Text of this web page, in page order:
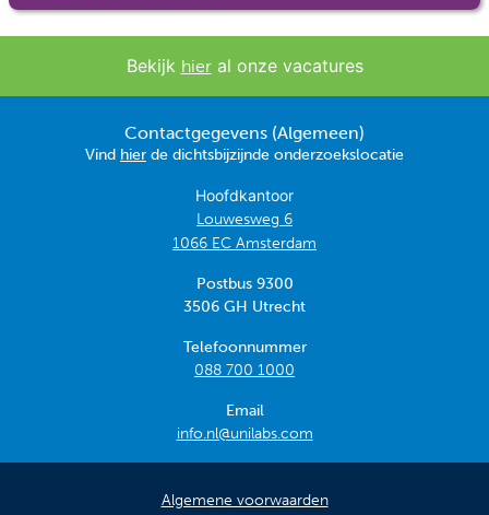
Bekijk hieral onze vacatures
Contactgegevens (Algemeen)
Vind hier de dichtsbijzijnde onderzoekslocatie
Hoofdkantoor
Louwesweg 6
1066 EC Amsterdam
Postbus 9300
3506 GH Utrecht
Telefoonnummer
088 700 1000
Email
info.nl@unilabs.com
Algemene voorwaarden